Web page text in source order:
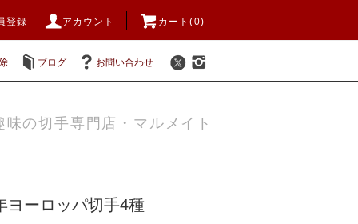
登録 アカウント カート(0)
ブログ お問い合わせ
味の切手専門店・マルメイト
ヨーロッパ切手4種